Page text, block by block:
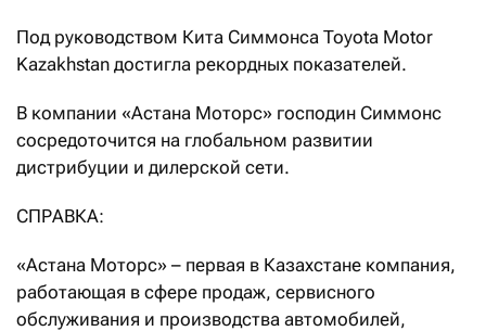
Под руководством Кита Симмонса Toyota Motor
Kazakhstan достигла рекордных показателей.
В компании «Астана Моторс» господин Симмонс
сосредоточится на глобальном развитии
дистрибуции и дилерской сети.
СПРАВКА:
«Астана Моторс» – первая в Казахстане компания,
работающая в сфере продаж, сервисного
обслуживания и производства автомобилей,